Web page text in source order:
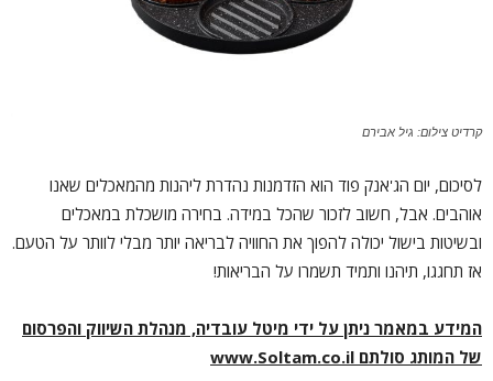
קרדיט צילום: גיל אבירם
לסיכום, יום הג'אנק פוד הוא הזדמנות נהדרת ליהנות מהמאכלים שאנו
אוהבים. אבל, חשוב לזכור שהכל במידה. בחירה מושכלת במאכלים
ובשיטות בישול יכולה להפוך את החוויה לבריאה יותר מבלי לוותר על הטעם.
אז תחגגו, תיהנו ותמיד תשמרו על הבריאות!
המידע במאמר ניתן על ידי מיטל עובדיה, מנהלת השיווק והפרסום
של המותג סולתם www.Soltam.co.il